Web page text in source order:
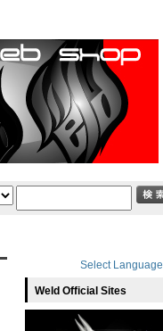
Select Language
Weld Official Sites